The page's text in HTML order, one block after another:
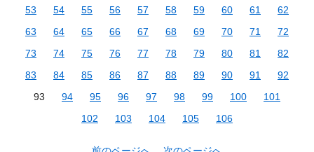
53
54 55 56 57 58 59 60 61
62
63
64 65 66 67 68 69 70 71
72
73
74 75 76 77 78 79 80 81
82
83
84 85 86 87 88 89 90 91
92
93
94 95 96 97 98 99 100
101
102
103 104 105 106